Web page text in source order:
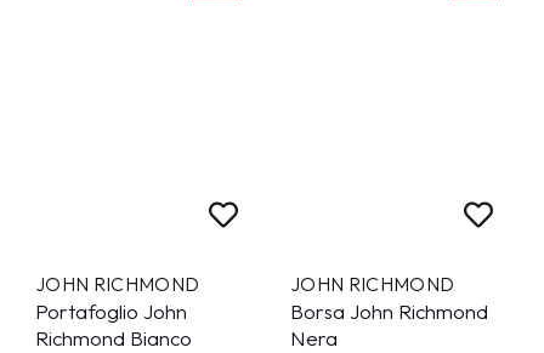
JOHN RICHMOND
Portafoglio John
Richmond Bianco
JOHN RICHMOND
Borsa John Richmond
Nera